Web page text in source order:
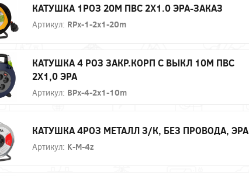
КАТУШКА 1РОЗ 20М ПВС 2Х1.0 ЭРА-ЗАКАЗ
Артикул: RPx-1-2x1-20m
КАТУШКА 4 РОЗ ЗАКР.КОРП С ВЫКЛ 10М ПВС
2X1,0 ЭРА
Артикул: BPx-4-2x1-10m
КАТУШКА 4РОЗ МЕТАЛЛ З/К, БЕЗ ПРОВОДА, ЭРА
Артикул: K-M-4z